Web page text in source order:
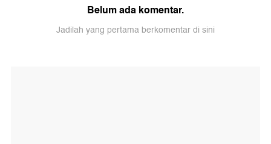
Belum ada komentar.
Jadilah yang pertama berkomentar di sini